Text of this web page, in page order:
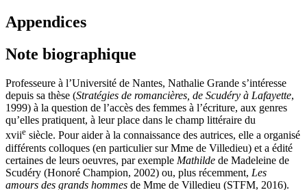
Appendices
Note biographique
Professeure à l’Université de Nantes, Nathalie Grande s’intéresse
depuis sa thèse (Stratégies de romancières, de Scudéry à Lafayette,
1999) à la question de l’accès des femmes à l’écriture, aux genres
qu’elles pratiquent, à leur place dans le champ littéraire du
xviie siècle. Pour aider à la connaissance des autrices, elle a organisé
différents colloques (en particulier sur Mme de Villedieu) et a édité
certaines de leurs oeuvres, par exemple Mathilde de Madeleine de
Scudéry (Honoré Champion, 2002) ou, plus récemment, Les
amours des grands hommes de Mme de Villedieu (STFM, 2016).